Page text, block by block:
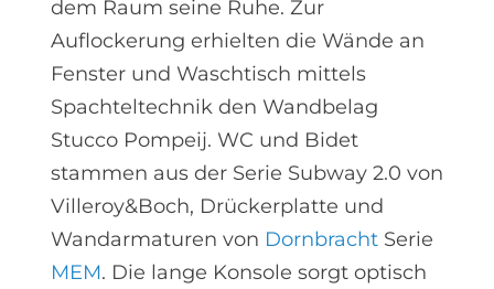
dem Raum seine Ruhe. Zur
Auflockerung erhielten die Wände an
Fenster und Waschtisch mittels
Spachteltechnik den Wandbelag
Stucco Pompeij. WC und Bidet
stammen aus der Serie Subway 2.0 von
Villeroy&Boch, Drückerplatte und
Wandarmaturen von Dornbracht Serie
MEM. Die lange Konsole sorgt optisch